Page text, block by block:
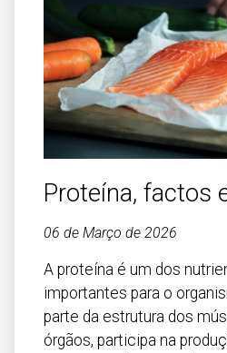
Bragança
Castelo Branco
Coimbra
Évora
Faro
Leiria
Lisboa
Portalegre
Porto
Santarém
Proteína, factos
06 de Março de 2026
A proteína é um dos
importantes para o
parte da estrutura dos
órgãos, participa na